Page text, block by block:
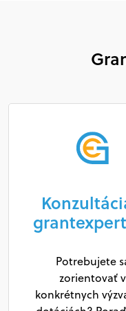
Potrebujete
zorientovať v
konkrétnych